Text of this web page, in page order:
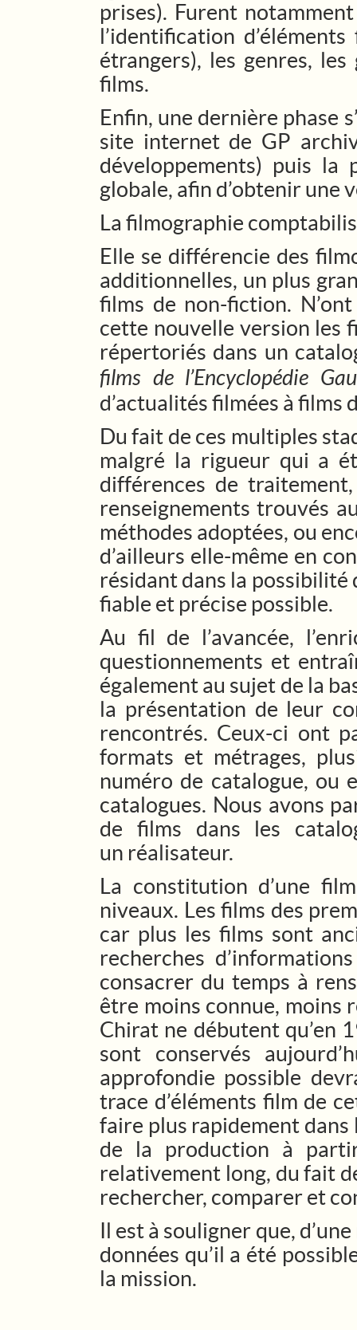
prises). Furent
l’identification
étrangers), les genres,
films.
Enfin, une dernière phase
site internet de GP
développements) puis
globale, afin d’obtenir une
La filmographie
Elle se différencie des
additionnelles, un plus
films de non-fiction.
cette nouvelle version les
répertoriés dans un
films de l’Encyclopédie
d’actualités filmées à films
Du fait de ces multiples
malgré la rigueur qui a
différences de
renseignements trouvés
méthodes adoptées, ou
d’ailleurs elle-même en
résidant dans la possibilité
fiable et précise possible.
Au fil de l’avancée,
questionnements et
également au sujet de la
la présentation de leur
rencontrés. Ceux-ci ont
formats et métrages,
numéro de catalogue, ou
catalogues. Nous avons
de films dans les
un réalisateur.
La constitution d’une
niveaux. Les films des
car plus les films sont
recherches
consacrer du temps à
être moins connue, moins
Chirat ne débutent qu’en
sont conservés
approfondie possible
trace d’éléments film de
faire plus rapidement
de la production à
relativement long, du fait
rechercher, comparer et
Il est à souligner que,
données qu’il a été
la mission.